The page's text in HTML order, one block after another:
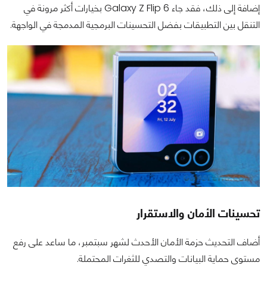
إضافة إلى ذلك، فقد جاء Galaxy Z Flip 6 بخيارات أكثر مرونة في
التنقل بين التطبيقات بفضل التحسينات البرمجية المدمجة في الواجهة.
تحسينات الأمان والاستقرار
أضاف التحديث حزمة الأمان الأحدث لشهر سبتمبر، ما ساعد على رفع
مستوى حماية البيانات والتصدي للثغرات المحتملة.